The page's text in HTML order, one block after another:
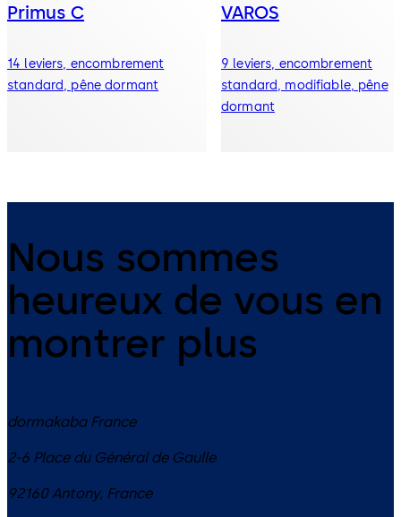
Primus C
14 leviers, encombrement
standard, pêne dormant
VAROS
9 leviers, encombrement
standard, modifiable, pêne
dormant
Nous sommes
heureux de vous en
montrer plus
dormakaba France
2-6 Place du Général de Gaulle
92160Antony, France